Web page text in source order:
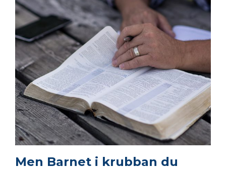
Men Barnet i krubban du